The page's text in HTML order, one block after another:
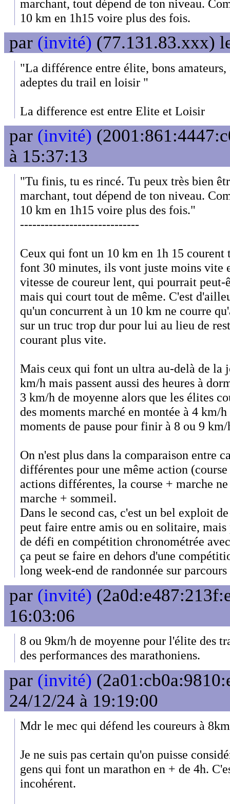
marchant, tout dépend de ton niveau.
10 km en 1h15 voire plus des fois.
par (invité) (77.131.83.xxx)
"La différence entre élite, bons amateurs,
adeptes du trail en loisir "
La difference est entre Elite et Loisir
par (invité)
à 15:37:13
"Tu finis, tu es rincé. Tu peux très bien
marchant, tout dépend de ton niveau.
10 km en 1h15 voire plus des fois."
-----------------------------
Ceux qui font un 10 km en 1h 15 courent
font 30 minutes, ils vont juste moins vite
vitesse de coureur lent, qui pourrait
mais qui court tout de même. C'est
qu'un concurrent à un 10 km ne courre
sur un truc trop dur pour lui au lieu de
courant plus vite.
Mais ceux qui font un ultra au-delà de la
km/h mais passent aussi des heures à
3 km/h de moyenne alors que les élites
des moments marché en montée à 4 km/
moments de pause pour finir à 8 ou 9
On n'est plus dans la comparaison entre
différentes pour une même action
actions différentes, la course + marche
marche + sommeil.
Dans le second cas, c'est un bel exploit
peut faire entre amis ou en solitaire,
de défi en compétition chronométrée
ça peut se faire en dehors d'une
long week-end de randonnée sur
par (invité)
16:03:06
8 ou 9km/h de moyenne pour l'élite des
des performances des marathoniens.
par (invité)
24/12/24 à 19:19:00
Mdr le mec qui défend les coureurs à
Je ne suis pas certain qu'on puisse
gens qui font un marathon en + de 4h.
incohérent.